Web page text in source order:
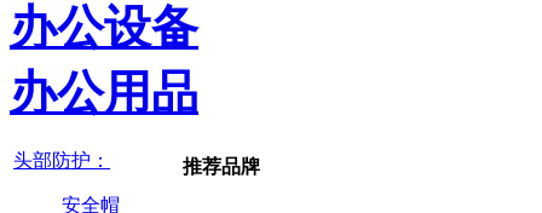
办公设备
办公用品
头部防护：
安全帽
推荐品牌